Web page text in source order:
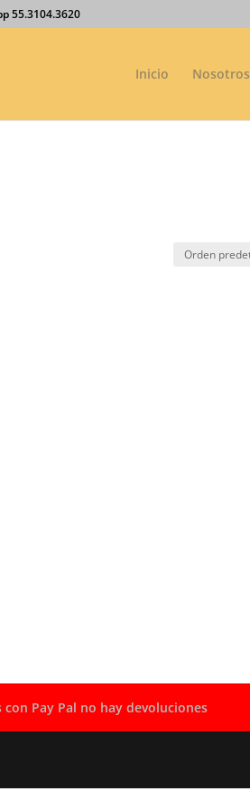
55.3104.3620
Inicio Nosotros
con Pay Pal no hay devoluciones